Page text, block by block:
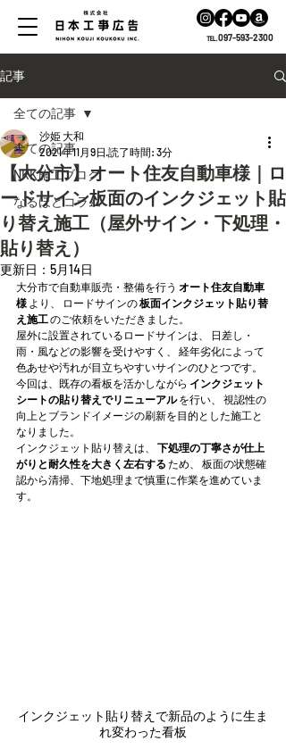
℡.097-593-2300
記事
全ての記事
NKK施工ブログ
なるほどコラム
全ての記事
【大分市】オート住友自動車様｜ロ
ードサイン板面のインクジェット貼
り替え施工（屋外サイン・下処理・
貼り替え）
沙姫 大和
2021年11月9日 読了時間: 3分
更新日： 5月14日
大分市で自動車販売・整備を行う オート住友自動車
様 より、 ロードサインの 板面インクジェット貼り替
え施工 のご依頼をいただきました。
屋外に設置されているロードサインは、 日差し・
雨・風などの影響を受けやすく、 経年劣化によって
色あせや汚れが目立ちやすいサインのひとつです。
今回は、既存の看板を活かしながら インクジェット
シートの貼り替えでリニューアル を行い、 視認性の
向上とブランドイメージの刷新を目的とした施工と
なりました。
インクジェット貼り替えは、 下処理の丁寧さが仕上
がりと耐久性を大きく左右する ため、 板面の状態確
認から清掃、下地処理まで慎重に作業を進めていま
す。
インクジェット貼り替えで新品のように生ま
れ変わった看板